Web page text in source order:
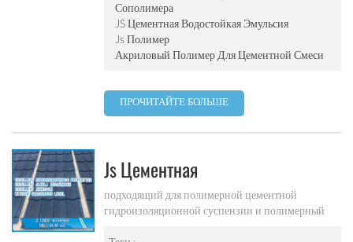
Сополимера
JS Цементная Водостойкая Эмульсия
Js Полимер
Акриловый Полимер Для Цементной Смеси
ПРОЧИТАЙТЕ БОЛЬШЕ
Js Цементная
Водонепроницаемая Эмульсия
Wf-600
подходящий для полимерной цементной
гидроизоляционной суспензии и полимерный